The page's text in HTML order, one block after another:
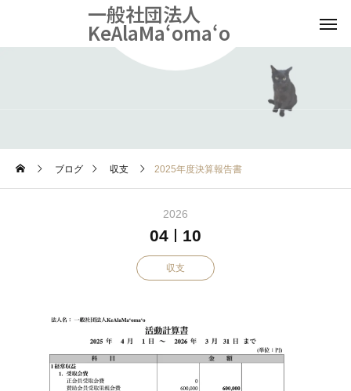
一般社団法人
KeAlaMaʻomaʻo
ブログ 収支 2025年度決算報告書
2026
04 10
収支